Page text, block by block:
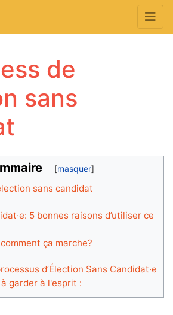
de
sans
rechercher
sans candidat
5 bonnes raisons d’utiliser ce
ça marche?
d’Élection Sans Candidat·e
garder à l'esprit :